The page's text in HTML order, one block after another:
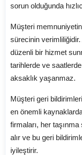
sorun olduğunda
Müşteri
sürecinin verimliliğidir.
düzenli bir hizmet
tarihlerde ve saatlerde
aksaklık yaşanmaz.
Müşteri geri
en önemli
firmaları, her
alır ve bu geri
iyileştirir.